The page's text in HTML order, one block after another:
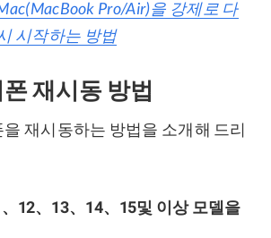
Pro/Air)을 강제로 다
시작하는 방법
재시동 방법
재시동하는 방법을 소개해 드리
12、13、14、15및 이상 모델을